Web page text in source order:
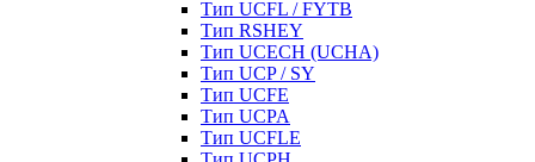
Тип UCFL / FYTB
Тип RSHEY
Тип UCECH (UCHA)
Тип UCP / SY
Тип UCFE
Тип UCPA
Тип UCFLE